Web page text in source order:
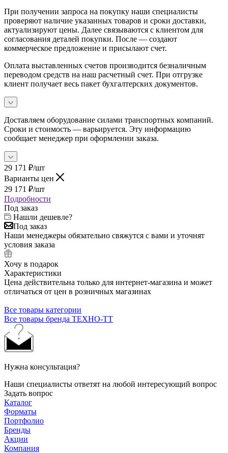
При получении запроса на покупку наши специалисты
проверяют наличие указанных товаров и сроки доставки,
актуализируют цены. Далее связываются с клиентом для
согласования деталей покупки. После — создают
коммерческое предложение и присылают счет.
Оплата выставленных счетов производится безналичным
переводом средств на наш расчетный счет. При отгрузке
клиент получает весь пакет бухгалтерских документов.
Доставляем оборудование силами транспортных компаний.
Сроки и стоимость — варьируется. Эту информацию
сообщает менеджер при оформлении заказа.
29 171 ₽/шт
Варианты цен
29 171 ₽/шт
Подробности
Под заказ
Нашли дешевле?
Под заказ
Наши менеджеры обязательно свяжутся с вами и уточнят
условия заказа
Хочу в подарок
Характеристики
Цена действительна только для интернет-магазина и может
отличаться от цен в розничных магазинах
Все товары категории
Все товары бренда ТЕХНО-ТТ
Нужна консультация?
Наши специалисты ответят на любой интересующий вопрос
Задать вопрос
Каталог
Форматы
Портфолио
Бренды
Акции
Компания